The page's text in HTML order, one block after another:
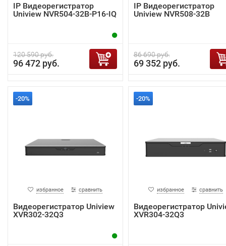
IP Видеорегистратор
Uniview NVR504-32B-P16-IQ
120 590 руб.
96 472 руб.
IP Видеорегистратор
Uniview NVR508-32B
86 690 руб.
69 352 руб.
-20%
избранное сравнить
Видеорегистратор Uniview
XVR302-32Q3
-20%
избранное сравнить
Видеорегистратор
XVR304-32Q3